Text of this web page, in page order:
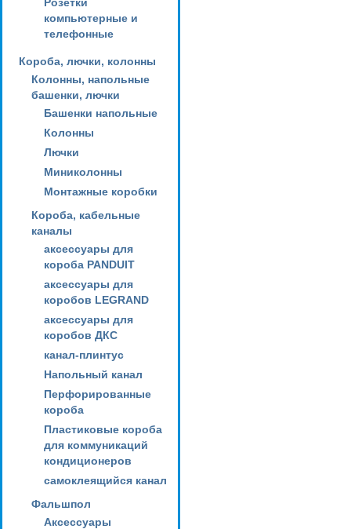
компьютерные и
телефонные
Короба, лючки, колонны
Колонны, напольные
башенки, лючки
Башенки напольные
Колонны
Лючки
Миниколонны
Монтажные коробки
Короба, кабельные
каналы
аксессуары для
короба PANDUIT
аксессуары для
коробов LEGRAND
аксессуары для
коробов ДКС
канал-плинтус
Напольный канал
Перфорированные
короба
Пластиковые короба
для коммуникаций
кондиционеров
самоклеящийся канал
Фальшпол
Аксессуары